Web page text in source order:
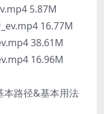
5.87M
16.77M
38.61M
16.96M
路径&基本用法